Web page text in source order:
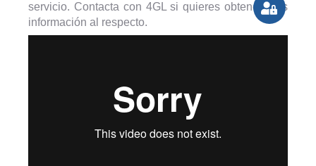
servicio. Contacta con 4GL si quieres obtener más
información al respecto.